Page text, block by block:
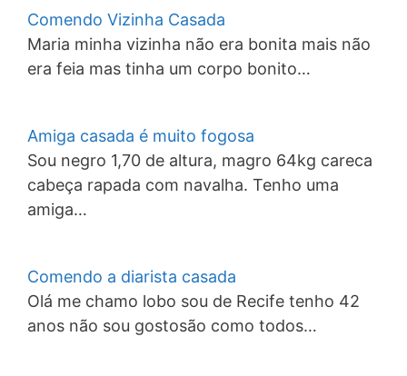
Comendo Vizinha Casada
Maria minha vizinha não era bonita mais não
era feia mas tinha um corpo bonito…
Amiga casada é muito fogosa
Sou negro 1,70 de altura, magro 64kg careca
cabeça rapada com navalha. Tenho uma
amiga…
Comendo a diarista casada
Olá me chamo lobo sou de Recife tenho 42
anos não sou gostosão como todos…